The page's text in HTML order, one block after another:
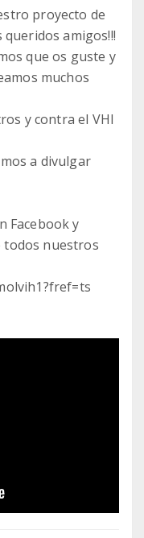
proyecto de
amigos!!!
que os guste y
muchos
y contra el VHI
a divulgar
Facebook y
todos nuestros